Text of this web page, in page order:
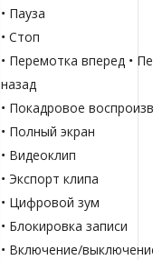
• Пауза
• Стоп
• Перемотка вперед •
назад
• Покадровое
• Полный экран
• Видеоклип
• Экспорт клипа
• Цифровой зум
• Блокировка записи
• Включение/